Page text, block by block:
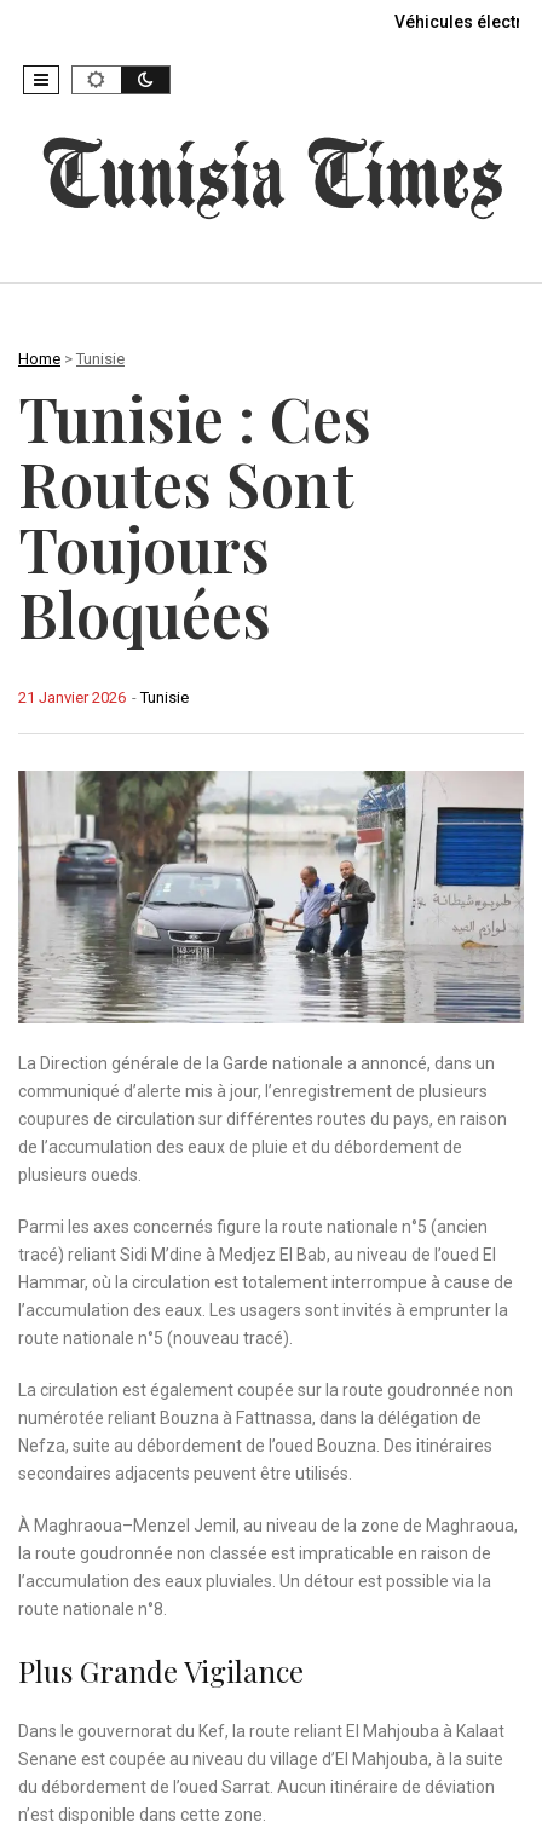
Véhicules
Home > Tunisie
Tunisie : Ces
Routes Sont
Toujours
Bloquées
-Tunisie
21 Janvier 2026
La Direction générale de la Garde nationale a annoncé, dans un
communiqué d’alerte mis à jour, l’enregistrement de plusieurs
coupures de circulation sur différentes routes du pays, en raison
de l’accumulation des eaux de pluie et du débordement de
plusieurs oueds.
Parmi les axes concernés figure la route nationale n°5 (ancien
tracé) reliant Sidi M’dine à Medjez El Bab, au niveau de l’oued El
Hammar, où la circulation est totalement interrompue à cause de
l’accumulation des eaux. Les usagers sont invités à emprunter la
route nationale n°5 (nouveau tracé).
La circulation est également coupée sur la route goudronnée non
numérotée reliant Bouzna à Fattnassa, dans la délégation de
Nefza, suite au débordement de l’oued Bouzna. Des itinéraires
secondaires adjacents peuvent être utilisés.
À Maghraoua–Menzel Jemil, au niveau de la zone de Maghraoua,
la route goudronnée non classée est impraticable en raison de
l’accumulation des eaux pluviales. Un détour est possible via la
route nationale n°8.
Plus Grande Vigilance
Dans le gouvernorat du Kef, la route reliant El Mahjouba à Kalaat
Senane est coupée au niveau du village d’El Mahjouba, à la suite
du débordement de l’oued Sarrat. Aucun itinéraire de déviation
n’est disponible dans cette zone.